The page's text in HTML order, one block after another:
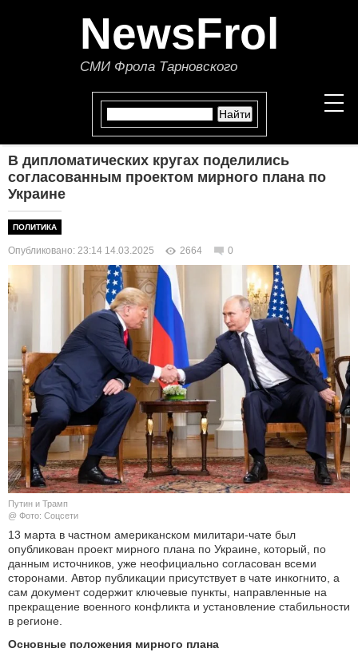
NewsFrol
СМИ Фрола Тарновского
НОВОСТИ
ПОЛИТИКА
ЭКОНОМИКА
В МИРЕ
ОБЩЕСТВО
КУЛЬТУРА
НАУКА
СПОРТ
ШОУ-БИЗНЕС
АВТО И МОТО
ЭГОИЗМ
БЛОГ
В дипломатических кругах поделились
согласованным проектом мирного плана по
Украине
ПОЛИТИКА
Опубликовано: 23:14 14.03.2025 2664 0
Путин и Трамп
@ Фото: Соцсети
13 марта в частном американском милитари-чате был
опубликован проект мирного плана по Украине, который, по
данным источников, уже неофициально согласован всеми
сторонами. Автор публикации присутствует в чате инкогнито, а
сам документ содержит ключевые пункты, направленные на
прекращение военного конфликта и установление стабильности
в регионе.
Основные положения мирного плана